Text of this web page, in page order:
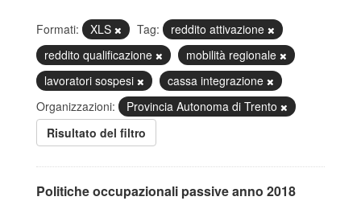
Formati: XLS Tag:
reddito attivazione
reddito qualificazione
mobilità regionale
lavoratori sospesi
cassa integrazione
Organizzazioni:
Provincia Autonoma di Trento
Risultato del filtro
Politiche occupazionali passive anno 2018